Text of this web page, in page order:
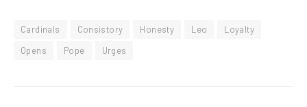
Cardinals Consistory Honesty Leo
Loyalty
Opens
Pope Urges